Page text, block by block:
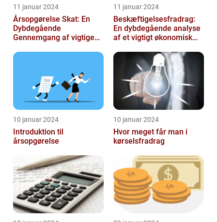
11 januar 2024
Årsopgørelse Skat: En
Dybdegående
Gennemgang af vigtige
finansfolk
11 januar 2024
Beskæftigelsesfradrag:
En dybdegående analyse
af et vigtigt økonomisk
finansf...
10 januar 2024
Introduktion til
årsopgørelse
10 januar 2024
Hvor meget får man i
kørselsfradrag